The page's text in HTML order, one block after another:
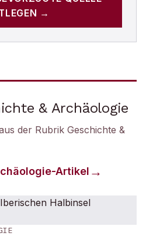
→
& Archäologie
der Rubrik Geschichte &
-Artikel